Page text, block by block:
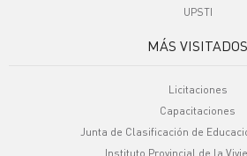
UPSTI
MÁS VISITADOS
Licitaciones
Capacitaciones
Junta de Clasificación de
Instituto Provincial de la